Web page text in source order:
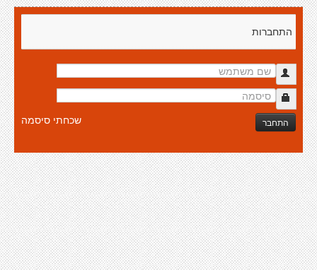
התחברות
התחבר שכחתי סיסמה